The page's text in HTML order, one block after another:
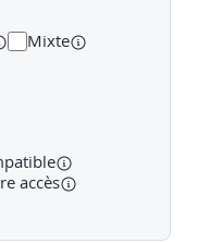
email, courrier…).
Mixte
accès